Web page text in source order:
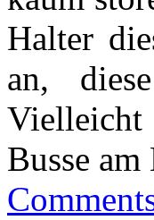
Halter
an,
Busse